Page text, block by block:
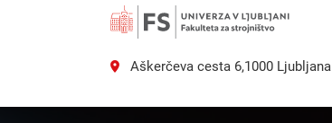
Aškerčeva cesta 6,1000 Ljubljana